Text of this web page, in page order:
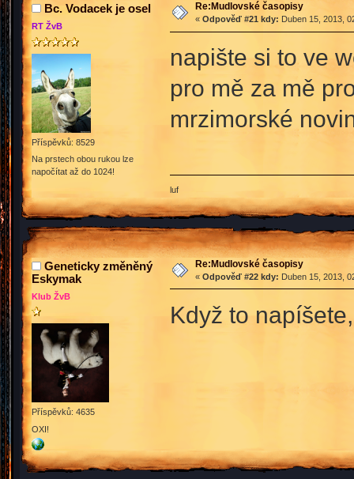
Bc. Vodacek je osel
RT ŽvB
Příspěvků: 8529
Na prstech obou rukou lze
napočítat až do 1024!
Re:Mudlovské časopisy
« Odpověď #21 kdy: Duben 15, 2013,
napište si to ve
pro mě za mě
mrzimorské
luf
Geneticky změněný
Eskymak
Klub ŽvB
Příspěvků: 4635
OXI!
Re:Mudlovské časopisy
« Odpověď #22 kdy: Duben 15, 2013,
Když to